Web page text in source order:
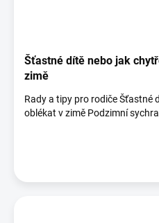
Šťastné dítě nebo jak
zimě
Rady a tipy pro rodiče Šťastné
oblékat v zimě Podzimní